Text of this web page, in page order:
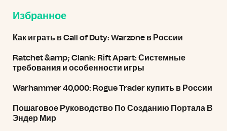
Избранное
Как играть в Call of Duty: Warzone в России
Ratchet &amp; Clank: Rift Apart: Системные
требования и особенности игры
Warhammer 40,000: Rogue Trader купить в России
Пошаговое Руководство По Созданию Портала В
Эндер Мир